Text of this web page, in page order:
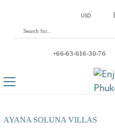
Виллы
USD
+66-63-616-30-76
AYANA SOLUNA VILLAS